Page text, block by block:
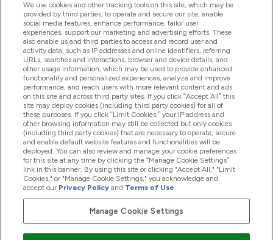
Pomoc & Informácie
Produkty
Informácie O Spoločnosti
Vernosť & Odmeny
2026 The Hut.com Ltd
We use cookies and other tracking tools on this site, which may be
provided by third parties, to operate and secure our site, enable
social media features, enhance performance, tailor user
experiences, support our marketing and advertising efforts. These
also enable us and third parties to access and record user and
activity data, such as IP addresses and online identifiers, referring
URLs, searches and interactions, browser and device details, and
other usage information, which may be used to provide enhanced
functionality and personalized experiences, analyze and improve
performance, and reach users with more relevant content and ads
on this site and across third party sites. If you click “Accept All” this
site may deploy cookies (including third party cookies) for all of
these purposes. If you click “Limit Cookies,” your IP address and
other browsing information may still be collected but only cookies
(including third party cookies) that are necessary to operate, secure
and enable default website features and functionalities will be
deployed. You can also review and manage your cookie preferences
for this site at any time by clicking the “Manage Cookie Settings”
link in this banner. By using this site or clicking "Accept All," "Limit
Cookies," or "Manage Cookie Settings," you acknowledge and
accept our Privacy Policy and Terms of Use.
Manage Cookie Settings